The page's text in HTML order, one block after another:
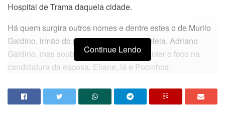
Hospital de Trama daquela cidade.
Há quem surgira outros nomes e dentre estes o de Murilo
Galdino, irmão do presidente da Assembleia, Adriano
Galdino, mas soube que este prefere manter o foco na
candidatura da esposa, Eliane, lá e Pocinhos.
Continue Lendo